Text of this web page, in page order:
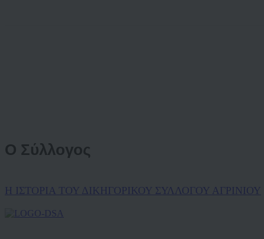
Ο Σύλλογος
Η ΙΣΤΟΡΙΑ ΤΟΥ ΔΙΚΗΓΟΡΙΚΟΥ ΣΥΛΛΟΓΟΥ ΑΓΡΙΝΙΟΥ